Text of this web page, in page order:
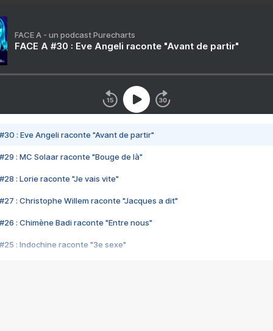
FACE A - un podcast Purecharts
FACE A #30 : Eve Angeli raconte "Avant de partir"
#30 : Eve Angeli raconte "Avant de partir"
#29 : MC Solaar raconte "Bouge de là"
#28 : Lorie raconte "Je vais vite"
#27 : Christophe Willem raconte "Jacques a dit"
#26 : Chimène Badi raconte "Entre nous"
#25 : Indochine raconte "3e sexe"